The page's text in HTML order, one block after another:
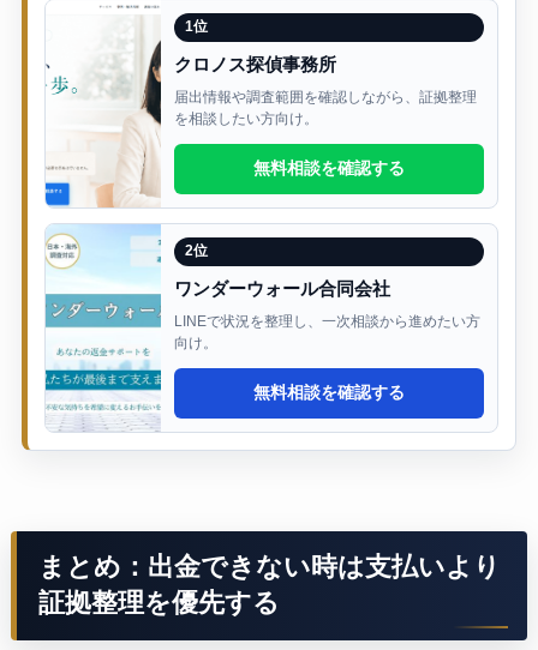
1位
クロノス探偵事務所
届出情報や調査範囲を確認しながら、証拠整理
を相談したい方向け。
無料相談を確認する
2位
ワンダーウォール合同会社
LINEで状況を整理し、一次相談から進めたい方
向け。
無料相談を確認する
まとめ：出金できない時は支払いより
証拠整理を優先する